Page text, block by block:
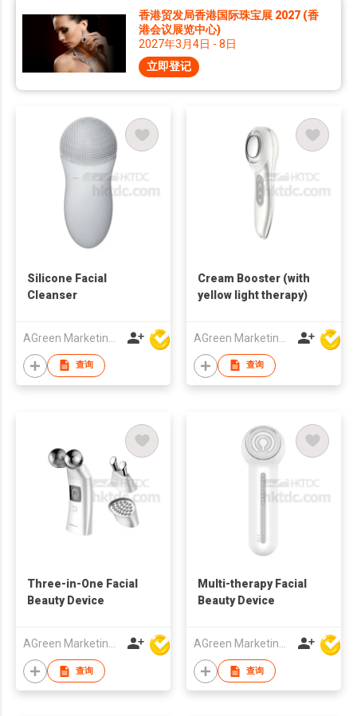
香港贸发局香港国际珠宝展 2027 (香
港会议展览中心)
2027年3月4日 - 8日
立即登记
Silicone Facial
Cleanser
查询
Cream Booster (with
yellow light therapy)
查询
Three-in-One Facial
Beauty Device
查询
Multi-therapy Facial
Beauty Device
查询